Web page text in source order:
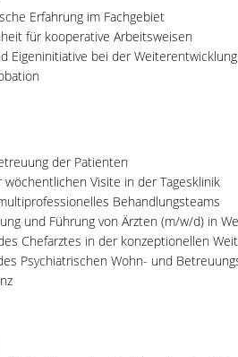
Erfahrung im Fachgebiet
für kooperative Arbeitsweisen
Eigeninitiative bei der
der Patienten
wöchentlichen Visite in der Tagesklinik
Behandlungsteams
und Führung von Ärzten (m/w/d) in
Chefarztes in der konzeptionellen
Psychiatrischen Wohn- und